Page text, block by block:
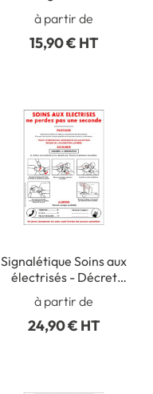
à partir de
15,90 € HT
Signalétique Soins aux
électrisés - Décret
92141 du 14/02/92 - H
500 x L 350 mm
à partir de
24,90 € HT